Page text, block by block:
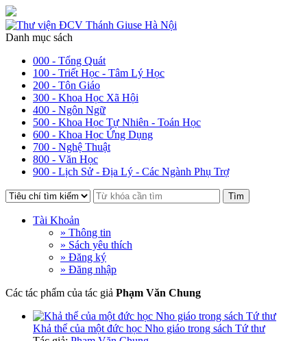
Danh mục sách
000 - Tổng Quát
100 - Triết Học - Tâm Lý Học
200 - Tôn Giáo
300 - Khoa Học Xã Hội
400 - Ngôn Ngữ
500 - Khoa Học Tự Nhiên - Toán Học
600 - Khoa Học Ứng Dụng
700 - Nghệ Thuật
800 - Văn Học
900 - Lịch Sử - Địa Lý - Các Ngành Phụ Trợ
Tìm
Tài Khoản
» Thông tin
» Sách yêu thích
» Đăng ký
» Đăng nhập
Các tác phẩm của tác giả Phạm Văn Chung
Khả thể của một đức học Nho giáo trong sách Tứ thư